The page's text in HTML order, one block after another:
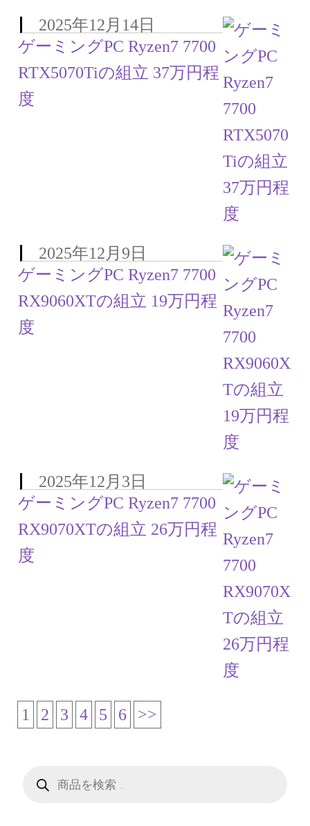
ゲーミングPC Ryzen7 7700
RTX5070Tiの組立 37万円程
度
2025年12月14日
ゲーミングPC Ryzen7 7700
RX9060XTの組立 19万円程
度
2025年12月9日
ゲーミングPC Ryzen7 7700
RX9070XTの組立 26万円程
度
2025年12月3日
1 2 3 4 5 6 >>